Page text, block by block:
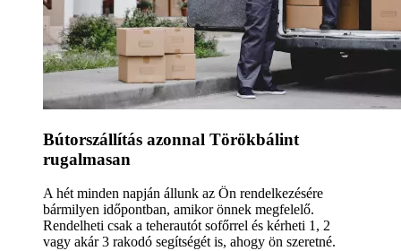
Bútorszállítás azonnal Törökbálint
rugalmasan
A hét minden napján állunk az Ön rendelkezésére
bármilyen időpontban, amikor önnek megfelelő.
Rendelheti csak a teherautót sofőrrel és kérheti 1, 2
vagy akár 3 rakodó segítségét is, ahogy ön szeretné.